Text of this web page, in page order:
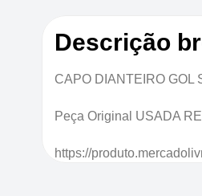
Descrição
CAPO DIANTEIRO GOL
Peça Original USADA
https://